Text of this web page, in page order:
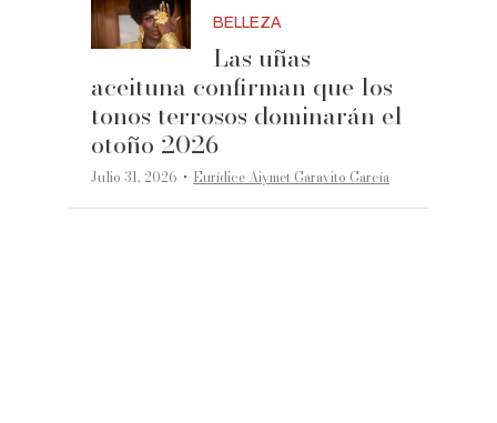
BELLEZA
Las uñas
aceituna confirman que los
tonos terrosos dominarán el
otoño 2026
Julio 31, 2026 ·Eurídice Aiymet Garavito García